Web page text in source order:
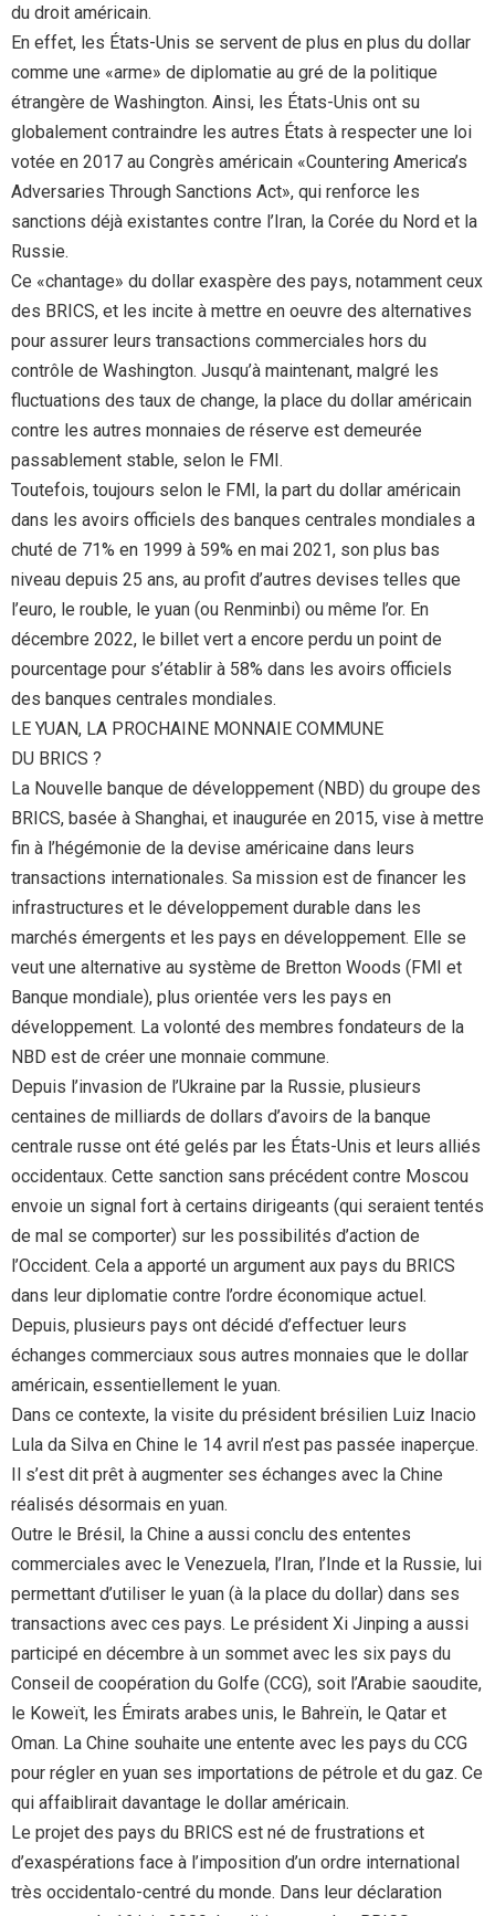
du droit américain.
En effet, les États-Unis se servent de plus en plus du dollar
comme une «arme» de diplomatie au gré de la politique
étrangère de Washington. Ainsi, les États-Unis ont su
globalement contraindre les autres États à respecter une loi
votée en 2017 au Congrès américain «Countering America’s
Adversaries Through Sanctions Act», qui renforce les
sanctions déjà existantes contre l’Iran, la Corée du Nord et la
Russie.
Ce «chantage» du dollar exaspère des pays, notamment ceux
des BRICS, et les incite à mettre en oeuvre des alternatives
pour assurer leurs transactions commerciales hors du
contrôle de Washington. Jusqu’à maintenant, malgré les
fluctuations des taux de change, la place du dollar américain
contre les autres monnaies de réserve est demeurée
passablement stable, selon le FMI.
Toutefois, toujours selon le FMI, la part du dollar américain
dans les avoirs officiels des banques centrales mondiales a
chuté de 71% en 1999 à 59% en mai 2021, son plus bas
niveau depuis 25 ans, au profit d’autres devises telles que
l’euro, le rouble, le yuan (ou Renminbi) ou même l’or. En
décembre 2022, le billet vert a encore perdu un point de
pourcentage pour s’établir à 58% dans les avoirs officiels
des banques centrales mondiales.
LE YUAN, LA PROCHAINE MONNAIE COMMUNE
DU BRICS ?
La Nouvelle banque de développement (NBD) du groupe des
BRICS, basée à Shanghai, et inaugurée en 2015, vise à mettre
fin à l’hégémonie de la devise américaine dans leurs
transactions internationales. Sa mission est de financer les
infrastructures et le développement durable dans les
marchés émergents et les pays en développement. Elle se
veut une alternative au système de Bretton Woods (FMI et
Banque mondiale), plus orientée vers les pays en
développement. La volonté des membres fondateurs de la
NBD est de créer une monnaie commune.
Depuis l’invasion de l’Ukraine par la Russie, plusieurs
centaines de milliards de dollars d’avoirs de la banque
centrale russe ont été gelés par les États-Unis et leurs alliés
occidentaux. Cette sanction sans précédent contre Moscou
envoie un signal fort à certains dirigeants (qui seraient tentés
de mal se comporter) sur les possibilités d’action de
l’Occident. Cela a apporté un argument aux pays du BRICS
dans leur diplomatie contre l’ordre économique actuel.
Depuis, plusieurs pays ont décidé d’effectuer leurs
échanges commerciaux sous autres monnaies que le dollar
américain, essentiellement le yuan.
Dans ce contexte, la visite du président brésilien Luiz Inacio
Lula da Silva en Chine le 14 avril n’est pas passée inaperçue.
Il s’est dit prêt à augmenter ses échanges avec la Chine
réalisés désormais en yuan.
Outre le Brésil, la Chine a aussi conclu des ententes
commerciales avec le Venezuela, l’Iran, l’Inde et la Russie, lui
permettant d’utiliser le yuan (à la place du dollar) dans ses
transactions avec ces pays. Le président Xi Jinping a aussi
participé en décembre à un sommet avec les six pays du
Conseil de coopération du Golfe (CCG), soit l’Arabie saoudite,
le Koweït, les Émirats arabes unis, le Bahreïn, le Qatar et
Oman. La Chine souhaite une entente avec les pays du CCG
pour régler en yuan ses importations de pétrole et du gaz. Ce
qui affaiblirait davantage le dollar américain.
Le projet des pays du BRICS est né de frustrations et
d’exaspérations face à l’imposition d’un ordre international
très occidentalo-centré du monde. Dans leur déclaration